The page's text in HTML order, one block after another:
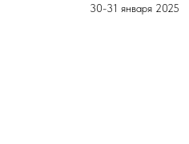
30-31 января 2025